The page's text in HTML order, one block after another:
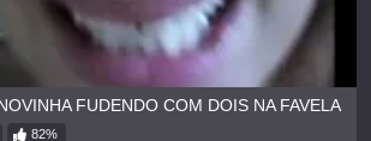
FUDENDO COM DOIS NA FAVELA
82%